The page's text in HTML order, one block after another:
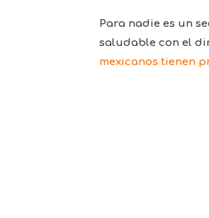
Para nadie es un
saludable con el
mexicanos tienen